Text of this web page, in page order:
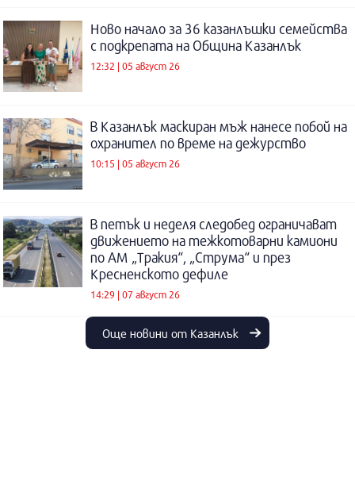
Ново начало за 36 казанлъшки семейства
с подкрепата на Община Казанлък
12:32 | 05 август 26
В Казанлък маскиран мъж нанесе побой на
охранител по време на дежурство
10:15 | 05 август 26
В петък и неделя следобед ограничават
движението на тежкотоварни камиони
по АМ „Тракия“, „Струма“ и през
Кресненското дефиле
14:29 | 07 август 26
Още новини от Казанлък